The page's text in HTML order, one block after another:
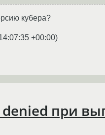
кубера?
+00:00)
при